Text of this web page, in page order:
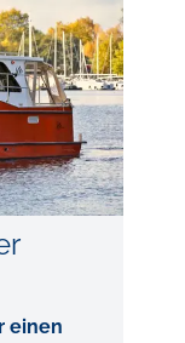
einen